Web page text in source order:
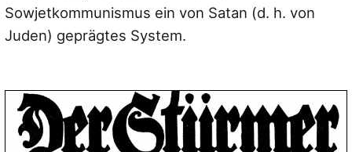
Sowjetkommunismus ein von Satan (d. h. von
Juden) geprägtes System.